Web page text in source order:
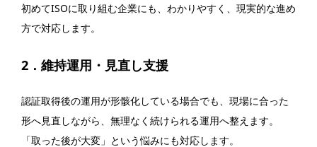
初めてISOに取り組む企業にも、わかりやすく、現実的な進め
方で対応します。
2．維持運用・見直し支援
認証取得後の運用が形骸化している場合でも、現場に合った
形へ見直しながら、無理なく続けられる運用へ整えます。
「取った後が大変」という悩みにも対応します。